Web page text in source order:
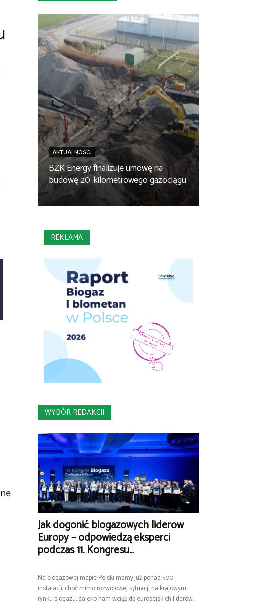
AKTUALNOŚCI
BZK Energy finalizuje umowę na
budowę 20-kilometrowego gazociągu
REKLAMA
WYBÓR REDAKCJI
Jak dogonić biogazowych liderów
Europy – odpowiedzą eksperci
podczas 11. Kongresu...
Na biogazowej mapie Polski mamy już ponad 500
instalacji, choć mimo rozwojowej sytuacji na krajowym
rynku biogazu, daleko nam wciąż do europejskich liderów.